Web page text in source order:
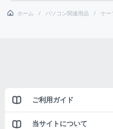
ホーム パソコン関連用品 ケ
ご利用ガイド
当サイトについて